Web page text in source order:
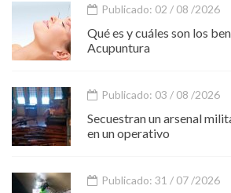
Publicado: 02 / 08 /2026
Qué es y cuáles son los
Acupuntura
Publicado: 03 / 08 /2026
Secuestran un arsenal
en un operativo
Publicado: 31 / 07 /2026